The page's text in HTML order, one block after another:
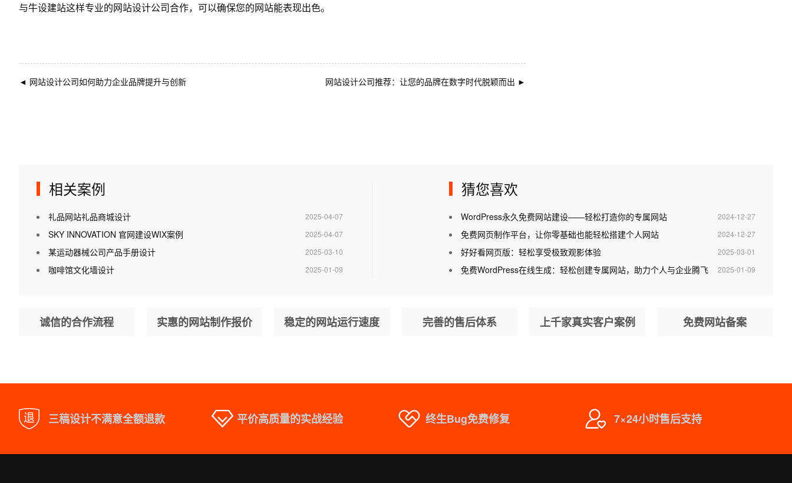
与牛设建站这样专业的网站设计公司合作，可以确保您的网站能表现出色。
◄ 网站设计公司如何助力企业品牌提升与创新 网站设计公司推荐：让您的品牌在数字时代脱颖而出 ►
相关案例
2025-04-07
礼品网站礼品商城设计
2025-04-07
SKY INNOVATION 官网建设WIX案例
2025-03-10
某运动器械公司产品手册设计
2025-01-09
咖啡馆文化墙设计
猜您喜欢
2024-12-27
WordPress永久免费网站建设——轻松打造你的专属网站
2024-12-27
免费网页制作平台，让你零基础也能轻松搭建个人网站
2025-03-01
好好看网页版：轻松享受极致观影体验
2025-01-09
免费WordPress在线生成：轻松创建专属网站，助力个人与企业腾飞
诚信的合作流程 实惠的网站制作报价 稳定的网站运行速度 完善的售后体系 上千家真实客户案例 免费网站备案
三稿设计不满意全额退款 平价高质量的实战经验 终生Bug免费修复 7×24小时售后支持